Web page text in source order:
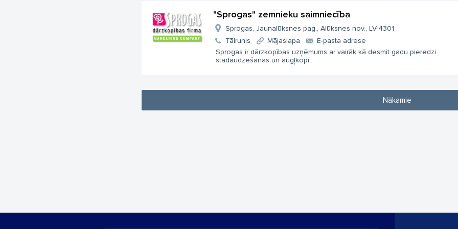
"Sprogas" zemnieku saimniecība
Sprogas, Jaunalūksnes pag., Alūksnes nov., LV-4301
Tālrunis
Mājaslapa
E-pasta adrese
Sprogas ir dārzkopības uzņēmums ar vairāk kā desmit gadu pieredzi
stādaudzēšanas un augļkopī...
Nākamie